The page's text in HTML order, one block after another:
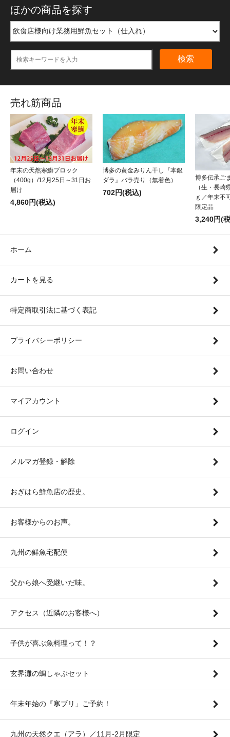
ほかの商品を探す
検索
売れ筋商品
年末の天然寒鰤ブロック
（400g）/12月25日～31日お
届け
4,860円(税込)
博多の黄金みりん干し『本銀
ダラ』バラ売り（無着色）
702円(税込)
博多伝承ご
（生・長
ｇ／年末不
限定品
3,240円(
ホーム
カートを見る
特定商取引法に基づく表記
プライバシーポリシー
お問い合わせ
マイアカウント
ログイン
メルマガ登録・解除
おぎはら鮮魚店の歴史。
お客様からのお声。
九州の鮮魚宅配便
父から娘へ受継いだ味。
アクセス（近隣のお客様へ）
子供が喜ぶ魚料理って！？
玄界灘の鯛しゃぶセット
年末年始の『寒ブリ」ご予約！
九州の天然クエ（アラ）／11月-2月限定